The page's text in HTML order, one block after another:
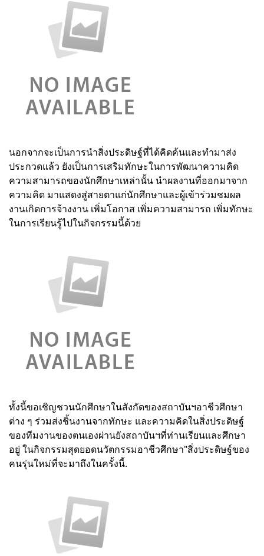
นอกจากจะเป็นการนำสิ่งประดิษฐ์ที่ได้คิดค้นและทำมาส่ง
ประกวดแล้ว ยังเป็นการเสริมทักษะในการพัฒนาความคิด
ความสามารถของนักศึกษาเหล่านั้น นำผลงานที่ออกมาจาก
ความคิด มาแสดงสู่สายตาแก่นักศึกษาและผู้เข้าร่วมชมผล
งานเกิดการจ้างงาน เพิ่มโอกาส เพิ่มความสามารถ เพิ่มทักษะ
ในการเรียนรู้ไปในกิจกรรมนี้ด้วย
ทั้งนี้ขอเชิญชวนนักศึกษาในสังกัดของสถาบันฯอาชีวศึกษา
ต่าง ๆ ร่วมส่งชิ้นงานจากทักษะ และความคิดในสิ่งประดิษฐ์
ของทีมงานของตนเองผ่านยังสถาบันฯที่ท่านเรียนและศึกษา
อยู่ ในกิจกรรมสุดยอดนวัตกรรมอาชีวศึกษา"สิ่งประดิษฐ์ของ
คนรุ่นใหม่ที่จะมาถึงในครั้งนี้.